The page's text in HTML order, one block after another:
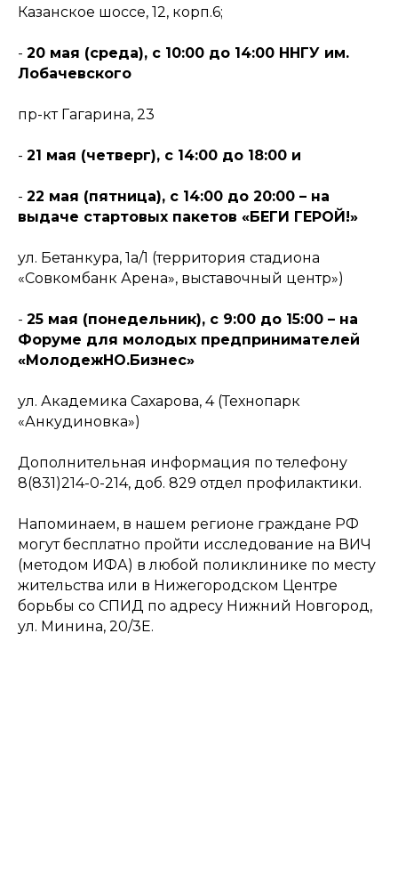
Казанское шоссе, 12, корп.6;
- 20 мая (среда), с 10:00 до 14:00 ННГУ им.
Лобачевского
пр-кт Гагарина, 23
- 21 мая (четверг), с 14:00 до 18:00 и
- 22 мая (пятница), с 14:00 до 20:00 – на
выдаче стартовых пакетов «БЕГИ ГЕРОЙ!»
ул. Бетанкура, 1а/1 (территория стадиона
«Совкомбанк Арена», выставочный центр»)
- 25 мая (понедельник), с 9:00 до 15:00 – на
Форуме для молодых предпринимателей
«МолодежНО.Бизнес»
ул. Академика Сахарова, 4 (Технопарк
«Анкудиновка»)
Дополнительная информация по телефону
8(831)214-0-214, доб. 829 отдел профилактики.
Напоминаем, в нашем регионе граждане РФ
могут бесплатно пройти исследование на ВИЧ
(методом ИФА) в любой поликлинике по месту
жительства или в Нижегородском Центре
борьбы со СПИД по адресу Нижний Новгород,
ул. Минина, 20/3Е.